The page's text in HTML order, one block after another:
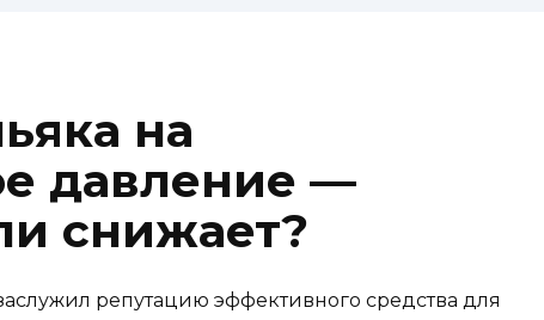
на
давление —
снижает?
репутацию эффективного средства для